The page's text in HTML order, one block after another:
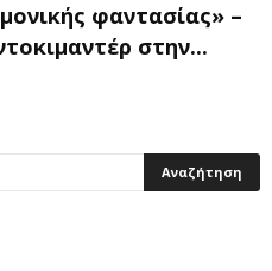
φαντασίας» –
στην...